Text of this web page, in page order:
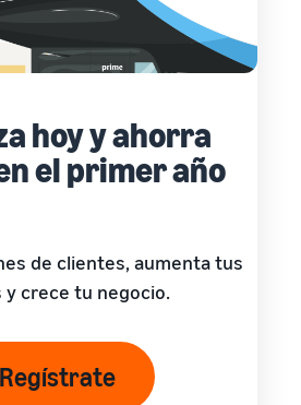
hoy y ahorra
el primer año
de clientes, aumenta tus
y crece tu negocio.
Regístrate